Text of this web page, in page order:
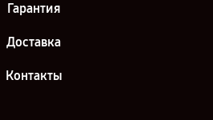
Гарантия
Доставка
Контакты